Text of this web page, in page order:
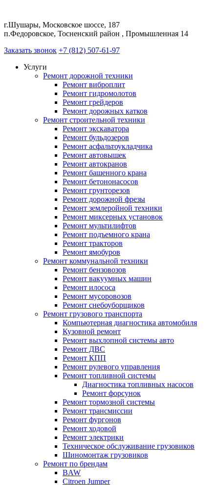
г.Шушары, Московское шоссе, 187
п.Федоровское, Тосненский район , Промышленная 14
Заказать звонок +7 (812) 507-61-97
Услуги
Ремонт дорожной техники
Ремонт виброплит
Ремонт гидромолотов
Ремонт грейдеров
Ремонт дорожных катков
Ремонт строительной техники
Ремонт экскаватора
Ремонт бульдозеров
Ремонт асфальтоукладчика
Ремонт автовышек
Ремонт автокранов
Ремонт башенного крана
Ремонт бетононасосов
Ремонт грунторезов
Ремонт дорожной фрезы
Ремонт землеройной техники
Ремонт миксерных установок
Ремонт мультилифтов
Ремонт подъемного крана
Ремонт тракторов
Ремонт ямобуров
Ремонт коммунальной техники
Ремонт бензовозов
Ремонт вакуумных машин
Ремонт илососа
Ремонт мусоровозов
Ремонт снебоуборщиков
Ремонт грузового транспорта
Компьютерная диагностика автомобиля
Кузовной ремонт
Ремонт выхлопной системы авто
Ремонт ДВС
Ремонт КПП
Ремонт рулевого управления
Ремонт топливной системы
Диагностика топливных насосов
Ремонт форсунок
Ремонт тормозной системы
Ремонт трансмиссии
Ремонт фургонов
Ремонт ходовой
Ремонт электрики
Техническое обслуживание грузовиков
Шиномонтаж грузовиков
Ремонт по брендам
BAW
Citroen Jumper